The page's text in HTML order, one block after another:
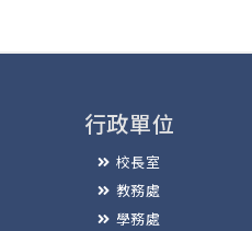
行政單位
校長室
教務處
學務處